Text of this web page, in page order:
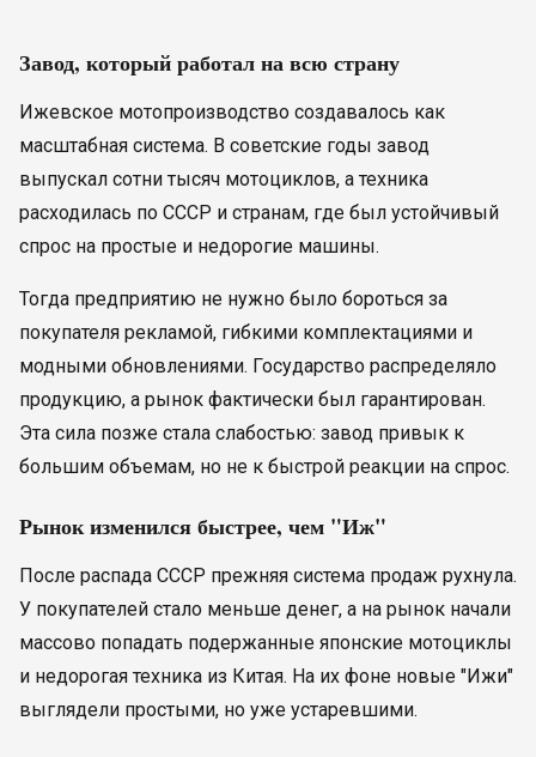
Завод, который работал на всю страну
Ижевское мотопроизводство создавалось как
масштабная система. В советские годы завод
выпускал сотни тысяч мотоциклов, а техника
расходилась по СССР и странам, где был устойчивый
спрос на простые и недорогие машины.
Тогда предприятию не нужно было бороться за
покупателя рекламой, гибкими комплектациями и
модными обновлениями. Государство распределяло
продукцию, а рынок фактически был гарантирован.
Эта сила позже стала слабостью: завод привык к
большим объемам, но не к быстрой реакции на спрос.
Рынок изменился быстрее, чем "Иж"
После распада СССР прежняя система продаж рухнула.
У покупателей стало меньше денег, а на рынок начали
массово попадать подержанные японские мотоциклы
и недорогая техника из Китая. На их фоне новые "Ижи"
выглядели простыми, но уже устаревшими.